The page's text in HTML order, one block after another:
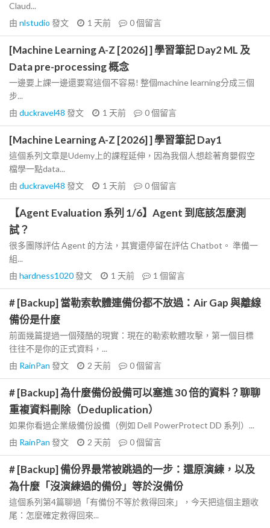
Claud...
由 nlstudio 發文 1 天前 0個留言
[Machine Learning A-Z [2026] ] 學習筆記 Day2 ML 及
Data pre-processing 概念
一邊要上課一邊還要寫這個不容易! 整個machine learning分成三個
步...
由 duckravel48 發文 1 天前 0個留言
[Machine Learning A-Z [2026] ] 學習筆記 Day1
這個系列文章是Udemy上的課程延伸，因為我個人想趁著育嬰假空
檔學一點data...
由 duckravel48 發文 1 天前 0個留言
【Agent Evaluation 系列 1/6】Agent 到底該怎麼測
試？
很多團隊評估 Agent 的方法，其實還停留在評估 Chatbot。 準備一
組...
由 hardness1020發文 1 天前 1 個留言
# [Backup] 當勒索軟體連備份都不放過：Air Gap 與離線
備份是什麼
前面幾篇提過一個殘酷的現實：現在的勒索軟體攻擊，第一個目標
往往不是你的正式資料，...
由 RainPan 發文 2 天前 0個留言
# [Backup] 為什麼備份設備可以塞進 30 倍的資料？聊聊
重複資料刪除（Deduplication）
如果你看過企業級備份設備（例如 Dell PowerProtect DD 系列）...
由 RainPan 發文 2 天前 0個留言
# [Backup] 備份界最常被跳過的一步：還原演練，以及
為什麼「沒演練過的備份」等於沒備份
這個系列第4篇聊過「有備份不等於救得回來」，今天把這個主題收
尾：怎麼確定救得回來...